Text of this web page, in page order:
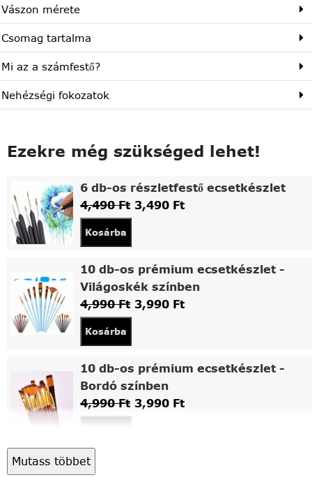
Vászon mérete
Csomag tartalma
Mi az a számfestő?
Nehézségi fokozatok
Ezekre még szükséged lehet!
6 db-os részletfestő ecsetkészlet
4,490Ft 3,490 Ft
Kosárba
10 db-os prémium ecsetkészlet -
Világoskék színben
4,990Ft 3,990 Ft
Kosárba
10 db-os prémium ecsetkészlet -
Bordó színben
4,990Ft 3,990 Ft
Asztali fa festőállvány
Mutass többet